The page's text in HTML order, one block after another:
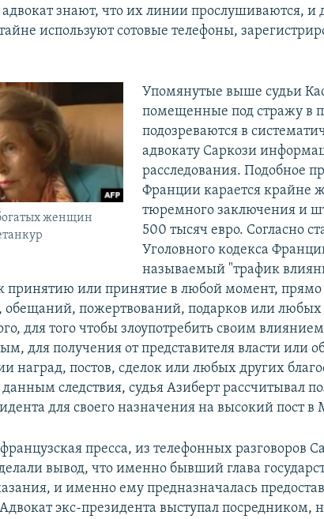
адвокат знают, что их линии прослушиваются, и
используют сотовые телефоны,
женщин
Упомянутые выше судьи
помещенные под стражу в
подозреваются в
адвокату Саркози
расследования. Подобное
Франции карается крайне
тюремного заключения и
500 тысяч евро. Согласно
Уголовного кодекса
называемый "трафик
принятию или принятие в любой момент, прямо
пожертвований, подарков или любых
для того чтобы злоупотребить своим
для получения от представителя власти или
наград, постов, сделок или любых других
следствия, судья Азиберт рассчитывал
для своего назначения на высокий пост в
пресса, из телефонных разговоров
вывод, что именно бывший глава
и именно ему предназначалась
экс-президента выступал посредником,